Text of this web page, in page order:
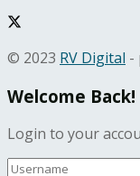
© 2023 RV Digital -
Welcome Back!
Login to your